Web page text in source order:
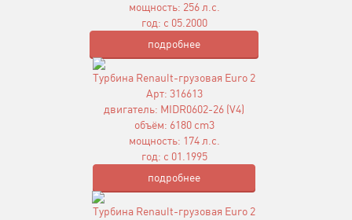
мощность: 256 л.с.
год: с 05.2000
подробнее
Турбина Renault-грузовая Euro 2
Арт: 316613
двигатель: MIDR0602-26 (V4)
объём: 6180 cm3
мощность: 174 л.с.
год: с 01.1995
подробнее
Турбина Renault-грузовая Euro 2